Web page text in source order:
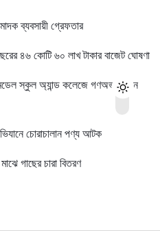
ব্যবসায়ী গ্রেফতার
৪৬ কোটি ৬০ লাখ টাকার বাজেট ঘোষণা
মডেল স্কুল অ্যান্ড কলেজে গণঅভ্যুত্থান
চোরাচালান পণ্য আটক
গাছের চারা বিতরণ